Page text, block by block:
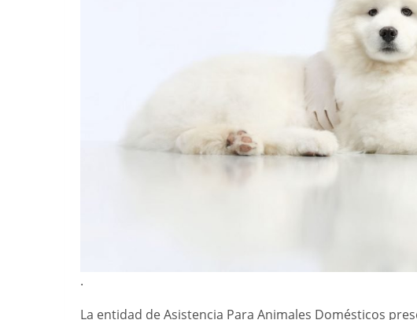
.
La entidad de Asistencia Para Animales Domésticos